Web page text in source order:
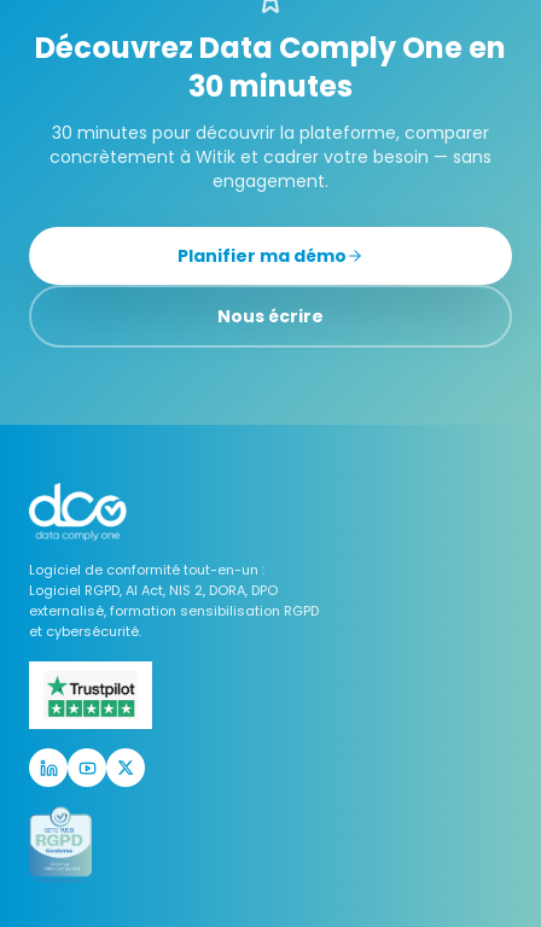
Découvrez Data Comply One en
30 minutes
30 minutes pour découvrir la plateforme, comparer
concrètement à Witik et cadrer votre besoin — sans
engagement.
Planifier ma démo
Nous écrire
Logiciel de conformité tout-en-un :
Logiciel RGPD, AI Act, NIS 2, DORA, DPO
externalisé, formation sensibilisation RGPD
et cybersécurité.